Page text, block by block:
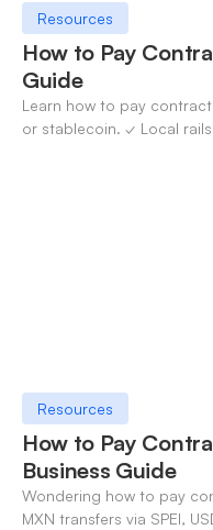
Resources
How to Pay
Guide
Learn how to pay
or stablecoin. ✓ Local
Resources
How to Pay
Business Guide
Wondering how to pay
MXN transfers via SPEI,